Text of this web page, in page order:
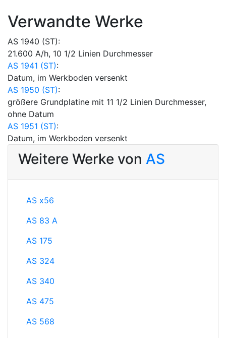
Verwandte Werke
AS 1940 (ST):
21.600 A/h, 10 1/2 Linien Durchmesser
AS 1941 (ST):
Datum, im Werkboden versenkt
AS 1950 (ST):
größere Grundplatine mit 11 1/2 Linien Durchmesser,
ohne Datum
AS 1951 (ST):
Datum, im Werkboden versenkt
Weitere Werke von AS
AS x56
AS 83 A
AS 175
AS 324
AS 340
AS 475
AS 568